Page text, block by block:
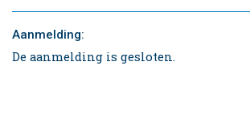
Aanmelding:
De aanmelding is gesloten.